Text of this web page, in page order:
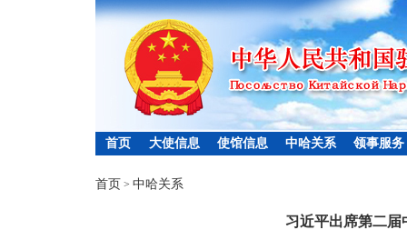
首页 大使信息 使馆信息 中哈关系 领事服务
首页 > 中哈关系
习近平出席第二